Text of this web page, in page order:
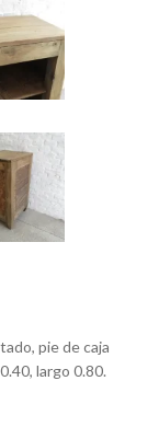
pie de caja
largo 0.80.